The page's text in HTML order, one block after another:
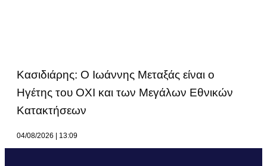
Κασιδιάρης: Ο Ιωάννης Μεταξάς είναι ο
Ηγέτης του ΟΧΙ και των Μεγάλων Εθνικών
Κατακτήσεων
04/08/2026 13:09